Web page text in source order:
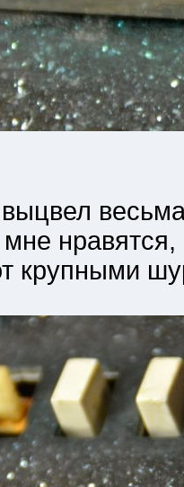
выцвел
нравятся,
крупными